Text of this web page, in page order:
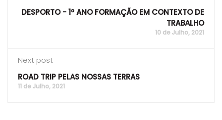
DESPORTO - 1º ANO FORMAÇÃO EM CONTEXTO DE
TRABALHO
10 de Julho, 2021
Next post
ROAD TRIP PELAS NOSSAS TERRAS
11 de Julho, 2021